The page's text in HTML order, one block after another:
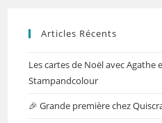
Articles Récents
Les cartes de Noël avec Agathe
Stampandcolour
🎉 Grande première chez